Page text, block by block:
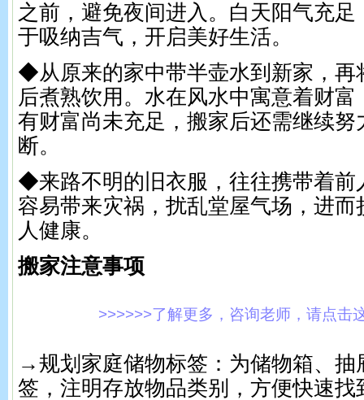
之前，避免夜间进入。白天阳气充
于吸纳吉气，开启美好生活。
◆从原来的家中带半壶水到新家，再
后煮熟饮用。水在风水中寓意着财
有财富尚未充足，搬家后还需继续努
断。
◆来路不明的旧衣服，往往携带着前
容易带来灾祸，扰乱堂屋气场，进而
人健康。
搬家注意事项
>>>>>>了解更多，咨询老师，请点击
→规划家庭储物标签：为储物箱、抽
签，注明存放物品类别，方便快速找